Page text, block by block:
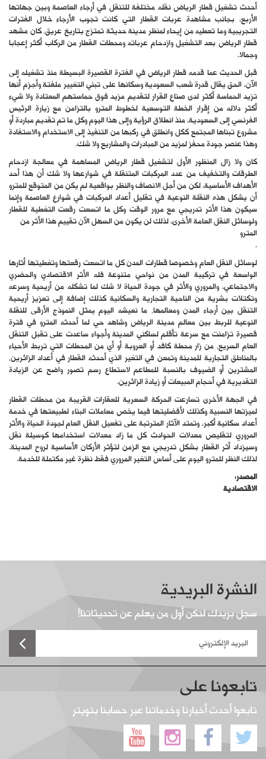
أحدث تشغيل قطار الرياض نقله مختلفة للتنقل في أرجاء العاصمة وبين جهاتها
الأربع، بجانب مشاهدة عربات القطار التي كانت تجوب الأرجاء خلال الفترات
التجريبية وما تعطيه من إيحاء لمنظر مدينة حديثة تمتزج بتاريخ عريق, كان مشهد
قطار الرياض بعد التشغيل وازدحام عرباته ومحطات القطار من الركاب أكثر إعجابا
وجمالا.
قبل الحديث عما قدمه قطار الرياض في الفترة القصيرة البسيطة منذ تشغيله إلى
الآن، الحق يقال قدرة شعب السعودية وسكانها على تبني التغيير ملفتة وأجزم أنها
تزيد الحماسة أكثر لدى صناع القرار لتقديم مزيد فوق حماستهم المعتادة ولا شيء
أكثر دلاله من إقرار الخطة التوسعية لخطوط المترو بالتزامن مع زيارة الرئيس
الفرنسي إلى السعودية، منذ انطلاق الرؤية وإلى هذا اليوم وكل ما تم تقديم مباردة أو
مشروع تبناها المجتمع ككل وانطلق في ركبها من التنفيذ إلى الاستخدام والاستفادة
وهذا عنصر جودة محفز لمزيد من المبادرات والمشاريع ولا شك.
كان ولا زال المنظور الأول لتشغيل قطار الرياض المساهمة في معالجة ازدحام
الطرقات والتخفيف من عدد المركبات المتنقلة في شوارعها ولا شك أن هذا أحد
الأهداف الأساسية، لكن من أجل الانصاف والنظر بواقعية لم يكن من المتوقع للمترو
أن يشكل هذه النقلة النوعية في تقليل أعداد المركبات في شوارع العاصمة وإنما
سيكون هذا الأثر تدريجي مع مرور الوقت وكل ما اتسعت رقعت التغطية للقطار
ولوسائل النقل العامة الأخرى، لذلك لن يكون من السهل الآن تقييم هذا الأثر من
المترو
.
لوسائل النقل العام وخصوصا قطارات المدن كل ما اتسعت رقعتها وتغطيتها أثارها
الواسعة في تركيبة المدن من نواحي متنوعة فله الأثر الاقتصادي والحضري
والاجتماعي، والمروري والأثر في جودة الحياة لا شك لما تشكله من أريحية وسرعه
وتكتلات بشرية من الناحية التجارية والسكانية كذلك إضافة إلى تعزيز أريحية
التنقل بين أرجاء المدن ومعالمها, ما نعيشه اليوم يمثل النموذج الأرقى للنقلة
النوعية للربط بين معالم مدينة الرياض وشاهد حي لما أحدثه المترو في فترة
قصيرة تزامنت مع سرعة تأقلم لساكني المدينة وأجواء ساعدت على تقبل التنقل
العام السريع, من زار محطة كافد أو العروبة أو أي من المحطات التي تربط الأحياء
بالمناطق التجارية للمدينة وتمعن في التغير الذي أحدثه القطار في أعداد الزائرين,
المشترين أو الضيوف بالنسبة للمطاعم لاستطاع رسم تصور واضح عن الزيادة
التقديرية في أحجام المبيعات أو زيادة الزائرين.
في الجهة الأخرى تسارعت الحركة السعرية للعقارات القريبة من محطات القطار
لميزتها النسبية وكذلك لأفضليتها فيما يخص معاملات البناء لطبيعتها في خدمة
أعداد سكانية أكبر، وتمتد الآثار المترتبة على تفعيل النقل العام لجودة الحياة والأثر
المروري لتقليص معدلات الحوادث كل ما زاد معدلات استخدامها كوسيلة نقل
وسيزداد أثر القطار بشكل تدريجي مع الزمن لتؤثر الأركان الأساسية لروح المدينة.
لذلك النظر للمترو اليوم على أساس التغير المروري فقط نظرة غير مكتملة للخدمة.
المصدر:
الاقتصادية
النشرة البريدية
سجل بريدك لتكن أول من يعلم عن تحديثاتنا!
تابعونا على
تابعوا أحدث أخبارنا وخدماتنا عبر حسابنا بتويتر